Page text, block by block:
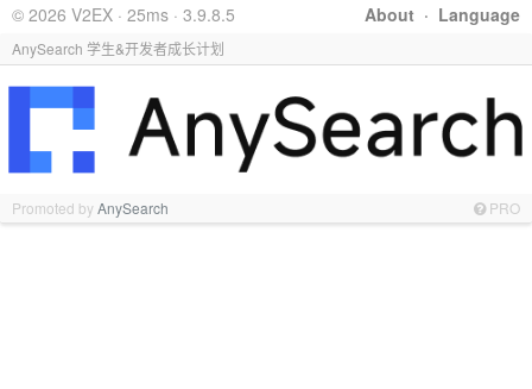
About · Language
© 2026 V2EX · 25ms · 3.9.8.5
AnySearch 学生&开发者成长计划
Promoted byAnySearch PRO